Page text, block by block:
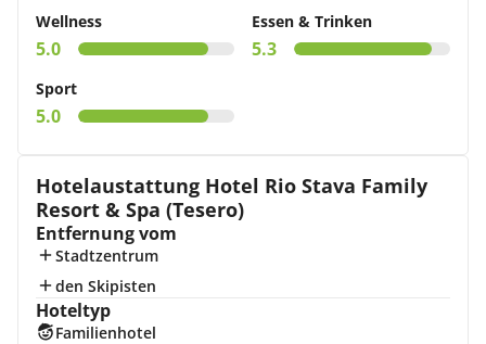
Wellness
5.0
Essen & Trinken
5.3
Sport
5.0
Hotelaustattung Hotel Rio Stava Family
Resort & Spa (Tesero)
Entfernung vom
Stadtzentrum
den Skipisten
Hoteltyp
Familienhotel